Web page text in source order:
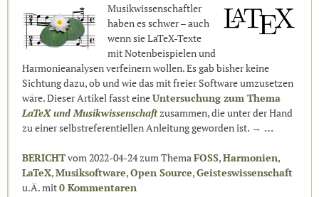
Musikwissenschaftler
haben es schwer – auch
wenn sie LaTeX-Texte
mit Notenbeispielen und
Harmonieanalysen verfeinern wollen. Es gab bisher keine
Sichtung dazu, ob und wie das mit freier Software umzusetzen
wäre. Dieser Artikel fasst eineUntersuchung zum Thema
LaTeX und Musikwissenschaftzusammen, die unter der Hand
zu einer selbstreferentiellen Anleitung geworden ist. → …
BERICHTvom 2022-04-24 zum Thema FOSS,Harmonien,
LaTeX,Musiksoftware,Open Source,Geisteswissenschaft
u.Ä. mit0 Kommentaren